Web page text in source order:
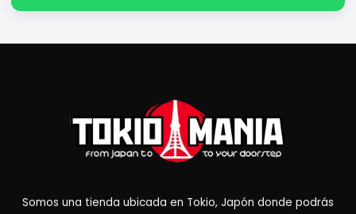
Somos una tienda ubicada en Tokio, Japón donde podrás